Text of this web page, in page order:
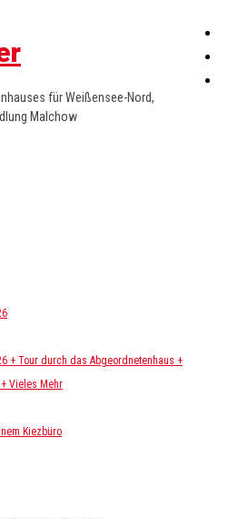
für Weißensee-Nord,
Malchow
+ Tour durch das Abgeordnetenhaus +
Vieles Mehr
Kiezbüro